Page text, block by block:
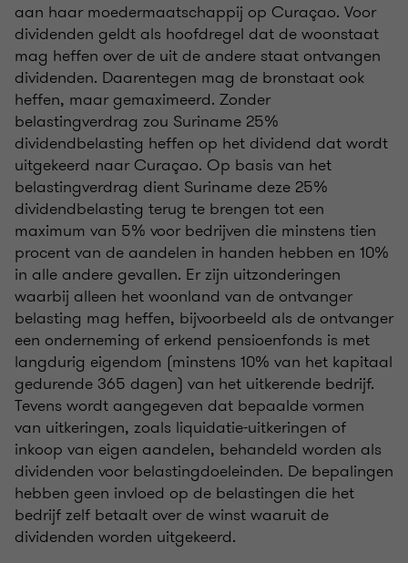
aan haar moedermaatschappij op Curaçao. Voor
dividenden geldt als hoofdregel dat de woonstaat
mag heffen over de uit de andere staat ontvangen
dividenden. Daarentegen mag de bronstaat ook
heffen, maar gemaximeerd. Zonder
belastingverdrag zou Suriname 25%
dividendbelasting heffen op het dividend dat wordt
uitgekeerd naar Curaçao. Op basis van het
belastingverdrag dient Suriname deze 25%
dividendbelasting terug te brengen tot een
maximum van 5% voor bedrijven die minstens tien
procent van de aandelen in handen hebben en 10%
in alle andere gevallen. Er zijn uitzonderingen
waarbij alleen het woonland van de ontvanger
belasting mag heffen, bijvoorbeeld als de ontvanger
een onderneming of erkend pensioenfonds is met
langdurig eigendom (minstens 10% van het kapitaal
gedurende 365 dagen) van het uitkerende bedrijf.
Tevens wordt aangegeven dat bepaalde vormen
van uitkeringen, zoals liquidatie-uitkeringen of
inkoop van eigen aandelen, behandeld worden als
dividenden voor belastingdoeleinden. De bepalingen
hebben geen invloed op de belastingen die het
bedrijf zelf betaalt over de winst waaruit de
dividenden worden uitgekeerd.